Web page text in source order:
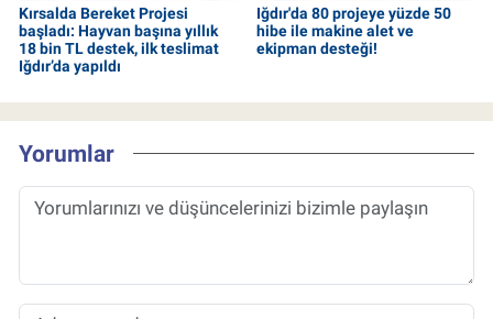
Kırsalda Bereket Projesi
başladı: Hayvan başına yıllık
18 bin TL destek, ilk teslimat
Iğdır’da yapıldı
Iğdır'da 80 projeye yüzde 50
hibe ile makine alet ve
ekipman desteği!
Yorumlar